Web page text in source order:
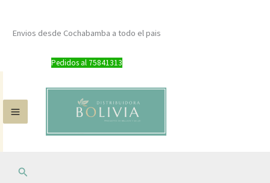
Envios desde Cochabamba a todo el pais
Pedidos al 75841313
Buscar
Uñas